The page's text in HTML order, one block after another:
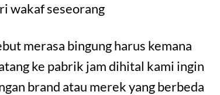
wakaf seseorang
merasa bingung harus kemana
ke pabrik jam dihital kami ingin
brand atau merek yang berbeda